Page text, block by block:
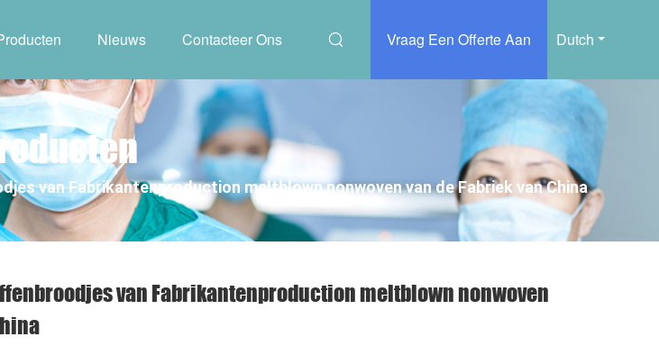
Dutch
Vraag Een Offerte Aan
Nieuws Contacteer Ons
van Fabrikantenproduction meltblown nonwoven van de Fabriek van China
van Fabrikantenproduction meltblown nonwoven